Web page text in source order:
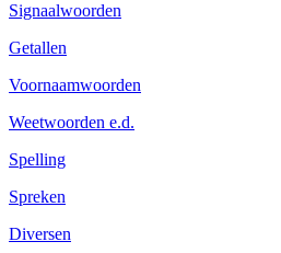
Signaalwoorden
Getallen
Voornaamwoorden
Weetwoorden e.d.
Spelling
Spreken
Diversen